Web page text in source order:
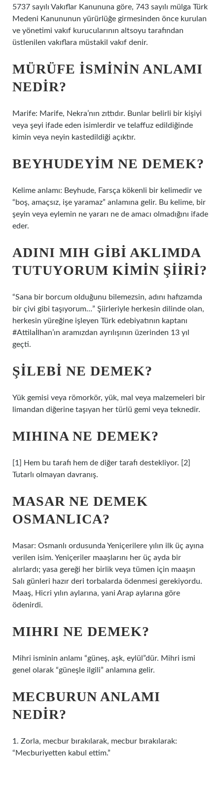
5737 sayılı Vakıflar Kanununa göre, 743 sayılı mülga Türk
Medeni Kanununun yürürlüğe girmesinden önce kurulan
ve yönetimi vakıf kurucularının altsoyu tarafından
üstlenilen vakıflara müstakil vakıf denir.
MÜRÜFE ISMININ ANLAMI
NEDIR?
Marife: Marife, Nekra’nın zıttıdır. Bunlar belirli bir kişiyi
veya şeyi ifade eden isimlerdir ve telaffuz edildiğinde
kimin veya neyin kastedildiği açıktır.
BEYHUDEYIM NE DEMEK?
Kelime anlamı: Beyhude, Farsça kökenli bir kelimedir ve
“boş, amaçsız, işe yaramaz” anlamına gelir. Bu kelime, bir
şeyin veya eylemin ne yararı ne de amacı olmadığını ifade
eder.
ADINI MIH GIBI AKLIMDA
TUTUYORUM KIMIN ŞIIRI?
“Sana bir borcum olduğunu bilemezsin, adını hafızamda
bir çivi gibi taşıyorum…” Şiirleriyle herkesin dilinde olan,
herkesin yüreğine işleyen Türk edebiyatının kaptanı
#Attilaİlhan’ın aramızdan ayrılışının üzerinden 13 yıl
geçti.
ŞILEBI NE DEMEK?
Yük gemisi veya römorkör, yük, mal veya malzemeleri bir
limandan diğerine taşıyan her türlü gemi veya teknedir.
MIHINA NE DEMEK?
[1] Hem bu tarafı hem de diğer tarafı destekliyor. [2]
Tutarlı olmayan davranış.
MASAR NE DEMEK
OSMANLICA?
Masar: Osmanlı ordusunda Yeniçerilere yılın ilk üç ayına
verilen isim. Yeniçeriler maaşlarını her üç ayda bir
alırlardı; yasa gereği her birlik veya tümen için maaşın
Salı günleri hazır deri torbalarda ödenmesi gerekiyordu.
Maaş, Hicri yılın aylarına, yani Arap aylarına göre
ödenirdi.
MIHRI NE DEMEK?
Mihri isminin anlamı “güneş, aşk, eylül”dür. Mihri ismi
genel olarak “güneşle ilgili” anlamına gelir.
MECBURUN ANLAMI
NEDIR?
1. Zorla, mecbur bırakılarak, mecbur bırakılarak:
“Mecburiyetten kabul ettim.”